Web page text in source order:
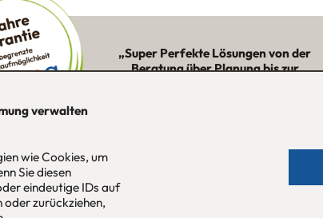
verwalten
wie Cookies, um
Sie diesen
eindeutige IDs auf
oder zurückziehen,
„Super Perfekte Lösungen von der
Beratung über Planung bis zur
/ 420 44 535
/ 456 00 646
moebel.de
Montag bis Freitag 09:30 —